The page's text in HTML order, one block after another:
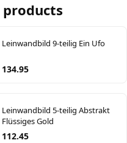
Leinwandbild 9-teilig Ein Ufo
134.95
Leinwandbild 5-teilig Abstrakt
Flüssiges Gold
112.45